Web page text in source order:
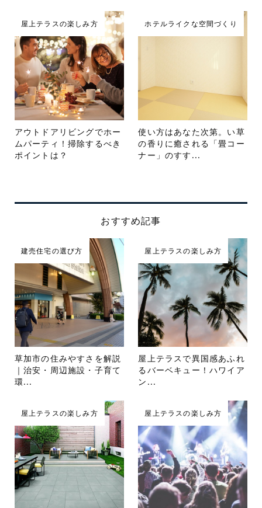
屋上テラスの楽しみ方
アウトドアリビングでホー
ムパーティ！掃除するべき
ポイントは？
ホテルライクな空間づくり
使い方はあなた次第。い草
の香りに癒される「畳コー
ナー」のすす...
おすすめ記事
建売住宅の選び方
草加市の住みやすさを解説
｜治安・周辺施設・子育て
環...
屋上テラスの楽しみ方
屋上テラスで異国感あふれ
るバーベキュー！ハワイア
ン...
屋上テラスの楽しみ方 屋上テラスの楽しみ方